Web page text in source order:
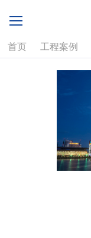
首页
工程案例